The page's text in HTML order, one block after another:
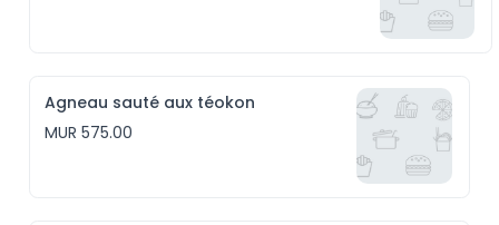
Agneau sauté aux téokon
MUR 575.00